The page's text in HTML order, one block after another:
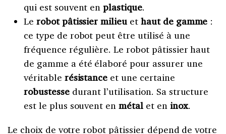
qui est souvent enplastique.
Le robot pâtissier milieu et haut de gamme :
ce type de robot peut être utilisé à une
fréquence régulière. Le robot pâtissier haut
de gamme a été élaboré pour assurer une
véritable résistance et une certaine
robustessedurant l’utilisation. Sa structure
est le plus souvent enmétalet en inox.
Le choix de votre robot pâtissier dépend de votre